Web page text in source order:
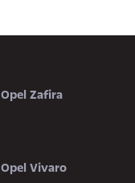
Opel Zafira
Opel Vivaro